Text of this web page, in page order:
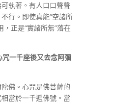
執著。有人口口聲聲
行。即使真能“空諸所
正是“實諸所無”落在
咒一千座後又去念阿彌
佛。心咒是佛菩薩的
當於一千遍佛號。當